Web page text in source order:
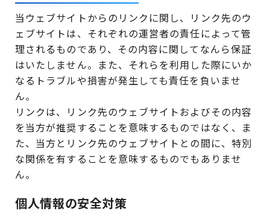
当ウェブサイトからのリンクに関し、リンク先のウ
ェブサイトは、それぞれの運営者の責任によって管
理されるものであり、その内容に関してなんら保証
はいたしません。また、それらを利用した際にいか
なるトラブルや損害が発生しても責任を負いませ
ん。
リンクは、リンク先のウェブサイトおよびその内容
を当方が推奨することを意味するものではなく、ま
た、当方とリンク先のウェブサイトとの間に、特別
な関係を有することを意味するものでもありませ
ん。
個人情報の安全対策